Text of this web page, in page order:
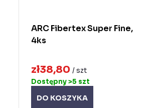
ARC Fibertex Super Fine,
4ks
zł38,80/ szt
Dostępny>5 szt
DO KOSZYKA